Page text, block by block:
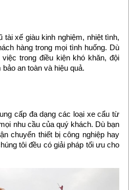
tài xế giàu kinh nghiệm, nhiệt tình,
hàng trong mọi tình huống. Dù
trong điều kiện khó khăn, đội
an toàn và hiệu quả.
cấp đa dạng các loại xe cẩu từ
nhu cầu của quý khách. Dù bạn
chuyển thiết bị công nghiệp hay
tôi đều có giải pháp tối ưu cho